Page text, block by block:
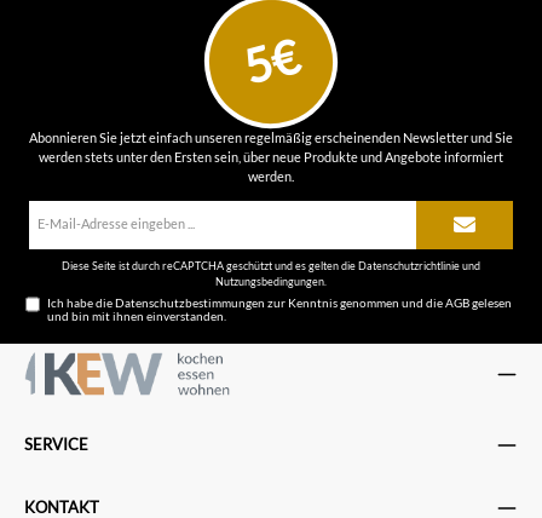
5€
Abonnieren Sie jetzt einfach unseren regelmäßig erscheinenden Newsletter und Sie
werden stets unter den Ersten sein, über neue Produkte und Angebote informiert
werden.
Diese Seite ist durch reCAPTCHA geschützt und es gelten dieDatenschutzrichtlinieund
Nutzungsbedingungen
Ich habe dieDatenschutzbestimmungen zur Kenntnis genommen und dieAGBgelesen
und bin mit ihnen einverstanden.
SERVICE
KONTAKT